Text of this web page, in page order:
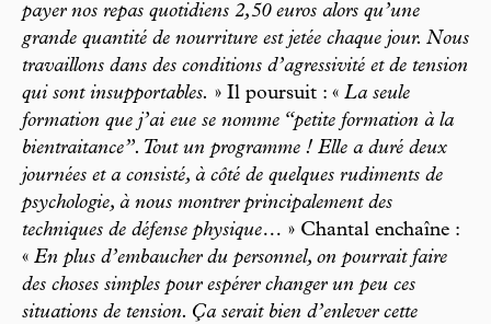
payer nos repas quotidiens 2,50 euros alors qu’une
grande quantité de nourriture est jetée chaque jour. Nous
travaillons dans des conditions d’agressivité et de tension
qui sont insupportables. » Il poursuit : « La seule
formation que j’ai eue se nomme “petite formation à la
bientraitance”. Tout un programme ! Elle a duré deux
journées et a consisté, à côté de quelques rudiments de
psychologie, à nous montrer principalement des
techniques de défense physique… » Chantal enchaîne :
« En plus d’embaucher du personnel, on pourrait faire
des choses simples pour espérer changer un peu ces
situations de tension. Ça serait bien d’enlever cette